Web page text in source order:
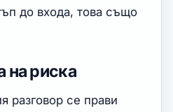
до входа, това също
на риска
разговор се прави